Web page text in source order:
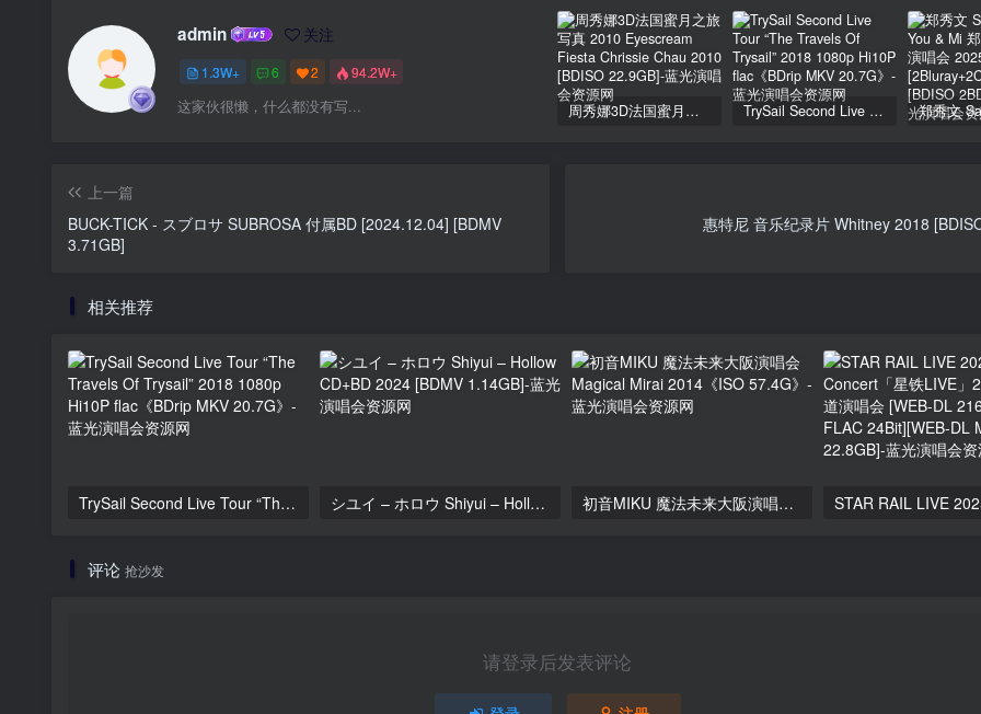
admin 关注
1.3W+ 6 2 94.2W+
这家伙很懒，什么都没有写... 周秀娜3D法国蜜月之旅写真 2010 Eyescream Fiesta Chrissie Chau 2010 [BDISO 22.9GB] TrySail Second Live Tour “The Travels Of Trysail” 2018 1080p Hi10P flac《BDrip MKV 20.7G》
上一篇
BUCK-TICK - スブロサ SUBROSA 付属BD [2024.12.04] [BDMV
3.71GB]
惠特尼 音乐纪录片 Whitney 2018
相关推荐
TrySail Second Live Tour “The Travels Of Trysail” 2018 1080p Hi10P flac《BDrip MKV 20.7G》 シユイ – ホロウ Shiyui – Hollow CD+BD 2024 [BDMV 1.14GB] 初音MIKU 魔法未来大阪演唱会 Magical Mirai 2014《ISO 57.4G》
评论 抢沙发
请登录后发表评论